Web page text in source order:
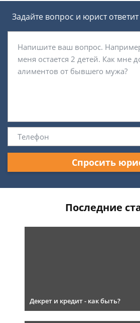
Задайте вопрос и юрист
Спросить
Последние
Декрет и кредит - как быть?